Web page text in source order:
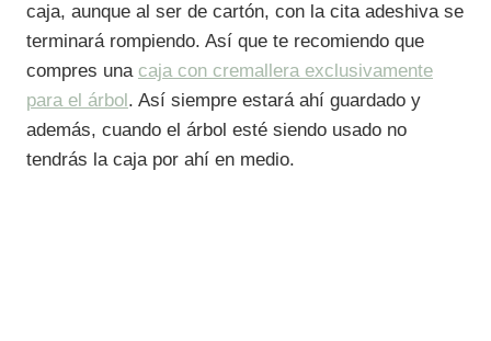
caja, aunque al ser de cartón, con la cita adeshiva se
terminará rompiendo. Así que te recomiendo que
compres una caja con cremallera exclusivamente
para el árbol. Así siempre estará ahí guardado y
además, cuando el árbol esté siendo usado no
tendrás la caja por ahí en medio.